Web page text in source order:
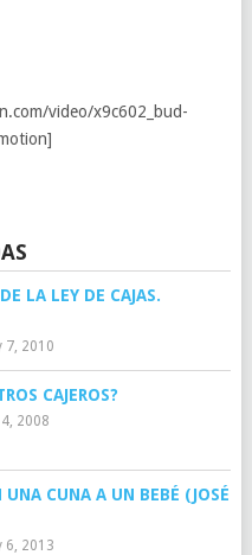
video/x9c602_bud-
LA LEY DE CAJAS.
7, 2010
CAJEROS?
4, 2008
CUNA A UN BEBÉ (JOSÉ
6, 2013